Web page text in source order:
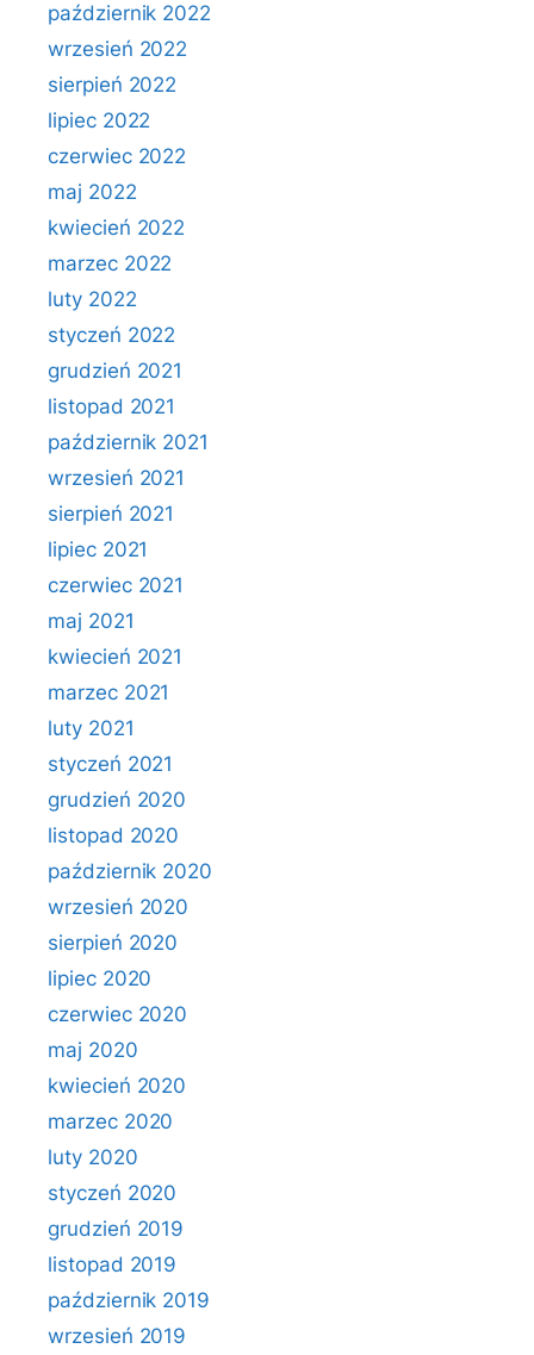
październik 2022
wrzesień 2022
sierpień 2022
lipiec 2022
czerwiec 2022
maj 2022
kwiecień 2022
marzec 2022
luty 2022
styczeń 2022
grudzień 2021
listopad 2021
październik 2021
wrzesień 2021
sierpień 2021
lipiec 2021
czerwiec 2021
maj 2021
kwiecień 2021
marzec 2021
luty 2021
styczeń 2021
grudzień 2020
listopad 2020
październik 2020
wrzesień 2020
sierpień 2020
lipiec 2020
czerwiec 2020
maj 2020
kwiecień 2020
marzec 2020
luty 2020
styczeń 2020
grudzień 2019
listopad 2019
październik 2019
wrzesień 2019